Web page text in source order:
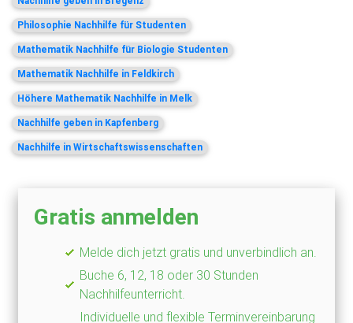
Philosophie Nachhilfe für Studenten
Mathematik Nachhilfe für Biologie Studenten
Mathematik Nachhilfe in Feldkirch
Höhere Mathematik Nachhilfe in Melk
Nachhilfe geben in Kapfenberg
Nachhilfe in Wirtschaftswissenschaften
Gratis anmelden
Melde dich jetzt gratis und unverbindlich an.
Buche 6, 12, 18 oder 30 Stunden
Nachhilfeunterricht.
Individuelle und flexible Terminvereinbarung